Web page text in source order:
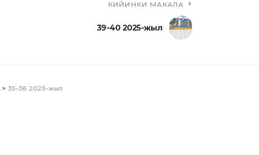
КИЙИНКИ МАКАЛА
39-40 2025-жыл
> 35-36 2025-жыл